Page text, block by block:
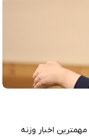
مهمترین اخبار وزنه